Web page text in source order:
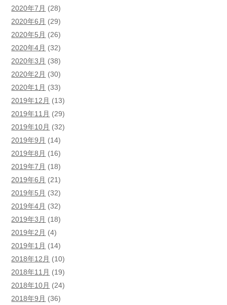
2020年7月 (28)
2020年6月 (29)
2020年5月 (26)
2020年4月 (32)
2020年3月 (38)
2020年2月 (30)
2020年1月 (33)
2019年12月 (13)
2019年11月 (29)
2019年10月 (32)
2019年9月 (14)
2019年8月 (16)
2019年7月 (18)
2019年6月 (21)
2019年5月 (32)
2019年4月 (32)
2019年3月 (18)
2019年2月 (4)
2019年1月 (14)
2018年12月 (10)
2018年11月 (19)
2018年10月 (24)
2018年9月 (36)